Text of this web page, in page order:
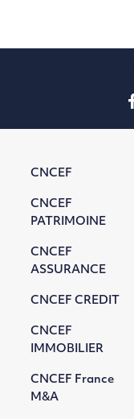
CNCEF
CNCEF
PATRIMOINE
CNCEF
ASSURANCE
CNCEF CREDIT
CNCEF
IMMOBILIER
CNCEF France
M&A